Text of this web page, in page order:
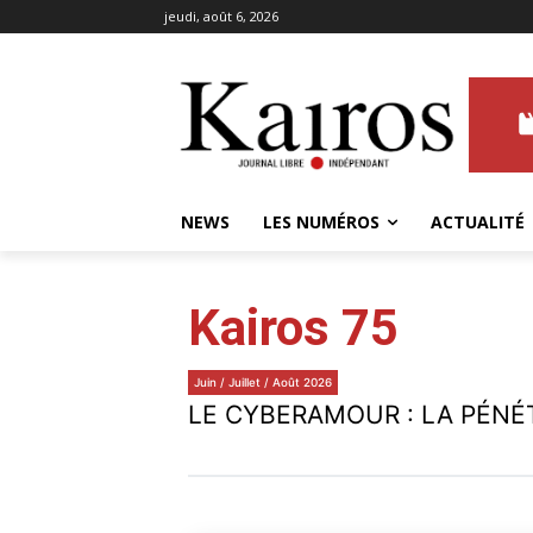
jeudi, août 6, 2026
NEWS LES NUMÉROS ACTUALITÉ
Kairos 75
Juin / Juillet / Août 2026
LE CYBERAMOUR : LA